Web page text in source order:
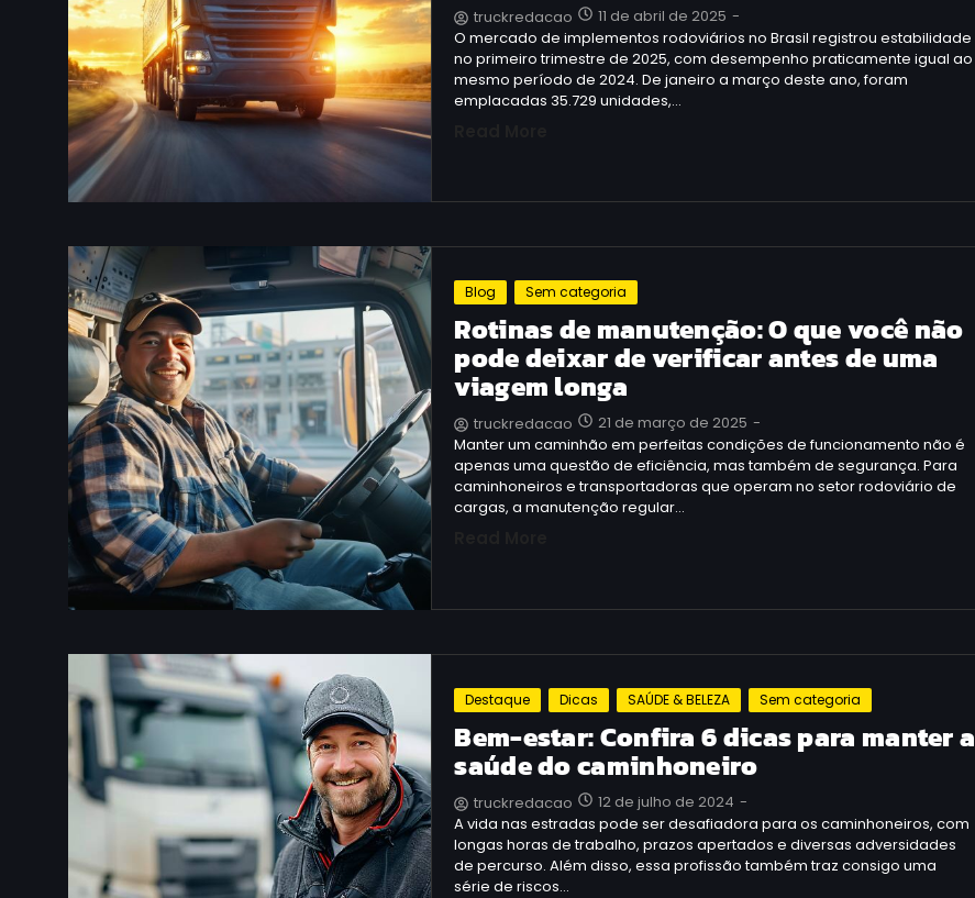
truckredacao 11 de abril de 2025 -
O mercado de implementos rodoviários no Brasil registrou estabilidade
no primeiro trimestre de 2025, com desempenho praticamente igual ao
mesmo período de 2024. De janeiro a março deste ano, foram
emplacadas 35.729 unidades,…
Blog Sem categoria
Rotinas de manutenção: O que você não
pode deixar de verificar antes de uma
viagem longa
truckredacao 21 de março de 2025 -
Manter um caminhão em perfeitas condições de funcionamento não é
apenas uma questão de eficiência, mas também de segurança. Para
caminhoneiros e transportadoras que operam no setor rodoviário de
cargas, a manutenção regular…
Destaque Dicas SAÚDE & BELEZA Sem categoria
Bem-estar: Confira 6 dicas para manter a
saúde do caminhoneiro
truckredacao 12 de julho de 2024 -
A vida nas estradas pode ser desafiadora para os caminhoneiros, com
longas horas de trabalho, prazos apertados e diversas adversidades
de percurso. Além disso, essa profissão também traz consigo uma
série de riscos…